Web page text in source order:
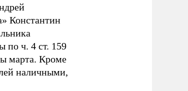
Константин
по ч. 4 ст. 159
марта. Кроме
наличными,